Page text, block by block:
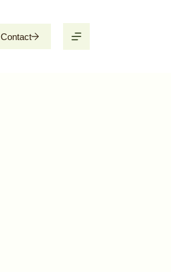
Contact